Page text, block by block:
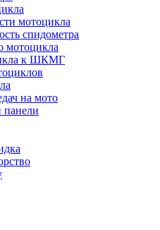
мотоцикла
спидометра
мотоцикла
к ШКМГ
на мото